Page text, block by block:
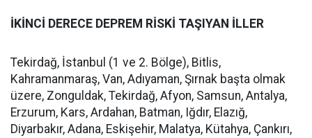
İKİNCİ DERECE DEPREM RİSKİ TAŞIYAN İLLER
Tekirdağ, İstanbul (1 ve 2. Bölge), Bitlis,
Kahramanmaraş, Van, Adıyaman, Şırnak başta olmak
üzere, Zonguldak, Tekirdağ, Afyon, Samsun, Antalya,
Erzurum, Kars, Ardahan, Batman, Iğdır, Elazığ,
Diyarbakır, Adana, Eskişehir, Malatya, Kütahya, Çankırı,